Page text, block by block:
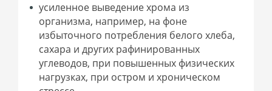
усиленное выведение хрома из
организма, например, на фоне
избыточного потребления белого хлеба,
сахара и других рафинированных
углеводов, при повышенных физических
нагрузках, при остром и хроническом